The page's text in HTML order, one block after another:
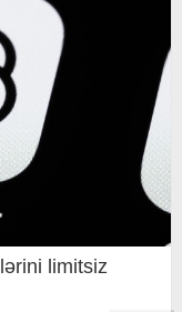
limitsiz